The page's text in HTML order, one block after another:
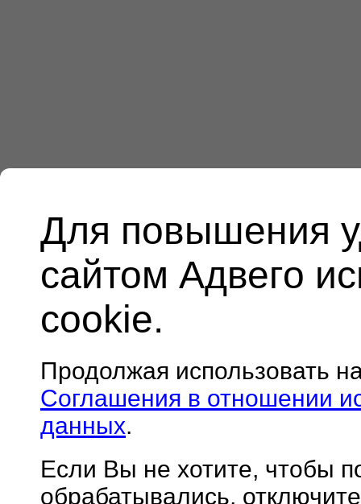
Для повышения
сайтом Адвего
cookie.
Продолжая использовать
Соглашения в отношении
данных.
Если Вы не хотите, чтобы
обрабатывались,